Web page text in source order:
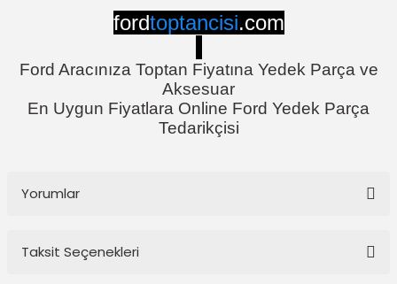
fordtoptancisi.com
Ford Aracınıza Toptan Fiyatına Yedek Parça ve
Aksesuar
En Uygun Fiyatlara Online Ford Yedek Parça
Tedarikçisi
Yorumlar
Taksit Seçenekleri